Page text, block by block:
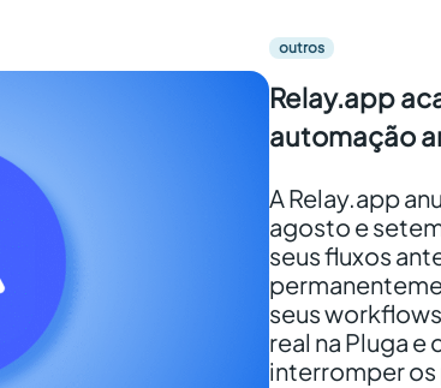
outros
Relay.app
automação
A Relay.app
agosto e
seus fluxos
seus
real na Pluga
interromper